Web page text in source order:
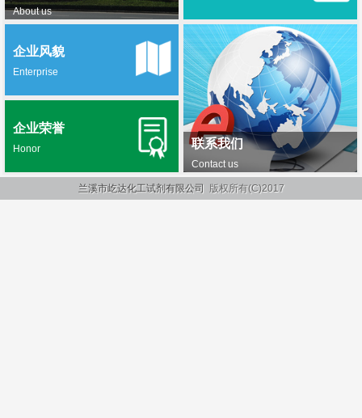
About us
联系我们
Contact us
企业风貌
Enterprise
企业荣誉
Honor
兰溪市屹达化工试剂有限公司 版权所有(C)2017